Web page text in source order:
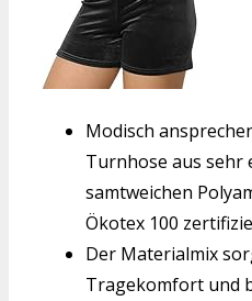
Modisch
Turnhose aus sehr
samtweichen
Ökotex 100
Der Materialmix
Tragekomfort und